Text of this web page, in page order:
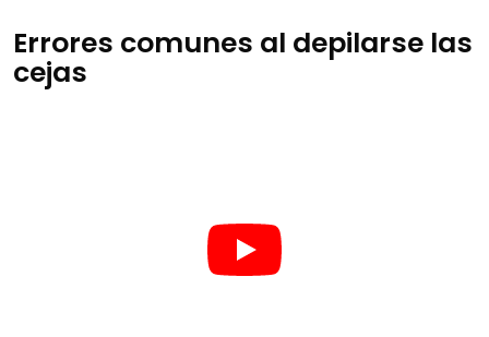
Errores comunes al depilarse las
cejas